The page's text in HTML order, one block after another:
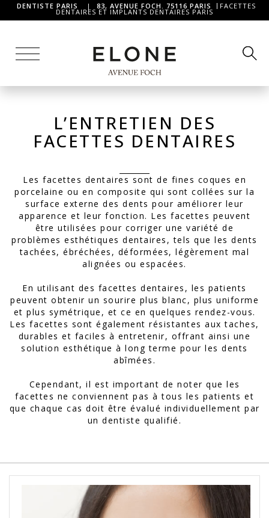
DENTISTE PARIS | 83, AVENUE FOCH. 75116 PARIS FACETTES
DENTAIRES ET IMPLANTS DENTAIRES PARIS
L’ENTRETIEN DES
FACETTES DENTAIRES
Les facettes dentaires sont de fines coques en
porcelaine ou en composite qui sont collées sur la
surface externe des dents pour améliorer leur
apparence et leur fonction. Les facettes peuvent
être utilisées pour corriger une variété de
problèmes esthétiques dentaires, tels que les dents
tachées, ébréchées, déformées, légèrement mal
alignées ou espacées.
En utilisant des facettes dentaires, les patients
peuvent obtenir un sourire plus blanc, plus uniforme
et plus symétrique, et ce en quelques rendez-vous.
Les facettes sont également résistantes aux taches,
durables et faciles à entretenir, offrant ainsi une
solution esthétique à long terme pour les dents
abîmées.
Cependant, il est important de noter que les
facettes ne conviennent pas à tous les patients et
que chaque cas doit être évalué individuellement par
un dentiste qualifié.